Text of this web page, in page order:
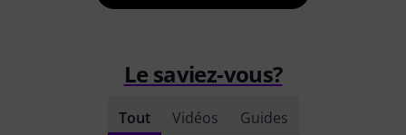
Le saviez-vous?
Tout Vidéos Guides